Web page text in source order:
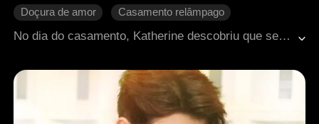
Doçura de amor
Casamento relâmpago
No dia do casamento, Katherine descobriu que seu noivo, Alan, estava prestes a se casar com outra mulher. Como se isso não bastasse, uma série de acontecimentos dolorosos a atingiu, incluindo ser explorada pela família de Alan, traída pela melhor amiga e sobrecarregada com dívidas. Nesse momento, um velho apareceu, oferecendo uma boa quantia em dinheiro e uma prosposta a ela. Diante da zombaria dos presentes, Jonny, neto do velho, obedeceu às instruções do avô e concordou em se casar com Katherine. Vendo-a como uma interesseira que enganou seu avô, Jonny escondeu sua verdadeira identidade como magnata e morou com ela. Mas com o tempo, ele gradualmente se apaixonou por ela...